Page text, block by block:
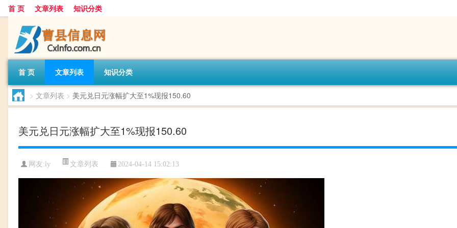
首 页 文章列表 知识分类
首 页 文章列表 知识分类
> 文章列表 > 美元兑日元涨幅扩大至1%现报150.60
美元兑日元涨幅扩大至1%现报150.60
网友: ly 文章列表 2024-04-14 15:02:13